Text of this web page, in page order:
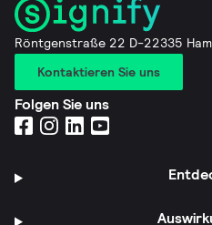
Röntgenstraße 22 D-22335
Kontaktieren Sie uns
Folgen Sie uns